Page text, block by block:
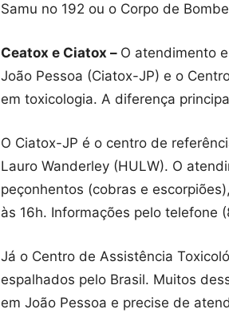
Samu no 192 ou o Corpo de
Ceatox e Ciatox – O atendimento
João Pessoa (Ciatox-JP) e o
em toxicologia. A diferença
O Ciatox-JP é o centro de
Lauro Wanderley (HULW). O
peçonhentos (cobras e
às 16h. Informações pelo telefone
Já o Centro de Assistência
espalhados pelo Brasil. Muitos
em João Pessoa e precise de